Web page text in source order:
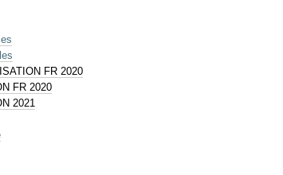
FR 2020
FR 2020
2021